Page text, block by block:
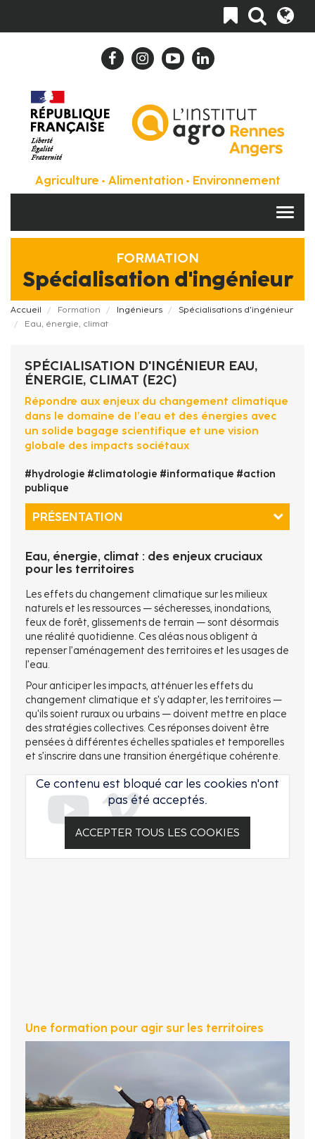
contenu
Toggle
navigation
Agriculture • Alimentation • Environnement
FORMATION
Spécialisation d'ingénieur
Fil
d'Ariane
Accueil Formation Ingénieurs
Spécialisations d'ingénieur
Eau, énergie, climat
SPÉCIALISATION D'INGÉNIEUR EAU,
ÉNERGIE, CLIMAT (E2C)
Répondre aux enjeux du changement climatique
dans le domaine de l’eau et des énergies avec
un solide bagage scientifique et une vision
globale des impacts sociétaux
#hydrologie #climatologie #informatique #action
publique
PRÉSENTATION
Eau, énergie, climat : des enjeux cruciaux
pour les territoires
Les effets du changement climatique sur les milieux
naturels et les ressources — sécheresses, inondations,
feux de forêt, glissements de terrain — sont désormais
une réalité quotidienne. Ces aléas nous obligent à
repenser l’aménagement des territoires et les usages de
l’eau.
Pour anticiper les impacts, atténuer les effets du
changement climatique et s'y adapter, les territoires —
qu'ils soient ruraux ou urbains — doivent mettre en place
des stratégies collectives. Ces réponses doivent être
pensées à différentes échelles spatiales et temporelles
et s’inscrire dans une transition énergétique cohérente.
Ce contenu est bloqué car les cookies n'ont
pas été acceptés.
ACCEPTER TOUS LES COOKIES
Une formation pour agir sur les territoires